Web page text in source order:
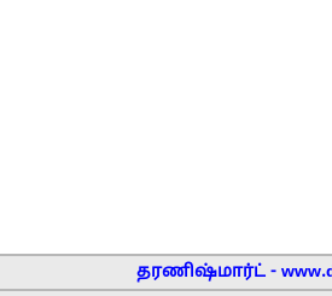
தரணிஷ்மார்ட் -